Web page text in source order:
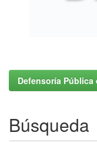
Defensoría
Búsqueda